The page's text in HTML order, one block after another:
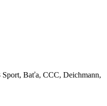
Baťa, CCC, Deichmann,